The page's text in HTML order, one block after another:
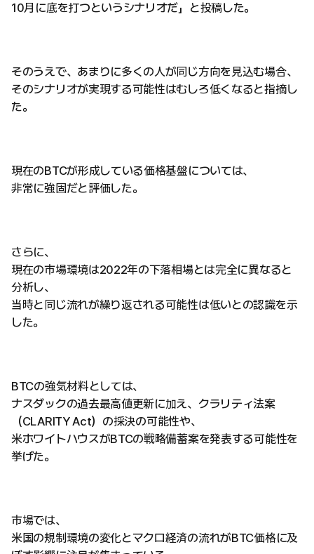
10月に底を打つというシナリオだ」と投稿した。
そのうえで、あまりに多くの人が同じ方向を見込む場合、
そのシナリオが実現する可能性はむしろ低くなると指摘し
た。
現在のBTCが形成している価格基盤については、
非常に強固だと評価した。
さらに、
現在の市場環境は2022年の下落相場とは完全に異なると
分析し、
当時と同じ流れが繰り返される可能性は低いとの認識を示
した。
BTCの強気材料としては、
ナスダックの過去最高値更新に加え、クラリティ法案
（CLARITY Act）の採決の可能性や、
米ホワイトハウスがBTCの戦略備蓄案を発表する可能性を
挙げた。
市場では、
米国の規制環境の変化とマクロ経済の流れがBTC価格に及